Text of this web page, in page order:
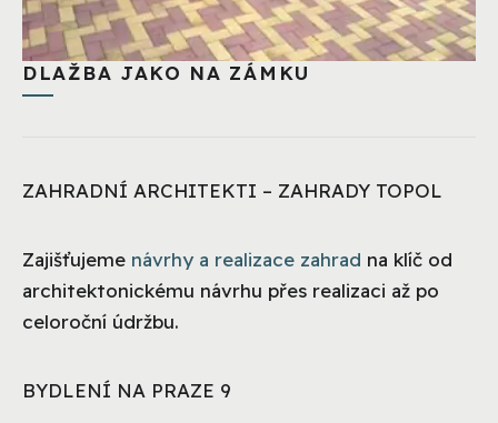
DLAŽBA JAKO NA ZÁMKU
ZAHRADNÍ ARCHITEKTI – ZAHRADY TOPOL
Zajišťujeme návrhy a realizace zahrad na klíč od
architektonickému návrhu přes realizaci až po
celoroční údržbu.
BYDLENÍ NA PRAZE 9